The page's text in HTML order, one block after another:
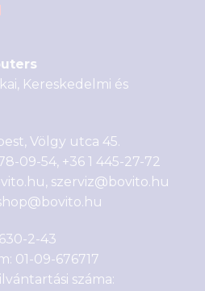
Kereskedelmi és
Völgy utca 45.
09-54, +36 1 445-27-72
, szerviz@bovito.hu
2-43
01-09-676717
száma: